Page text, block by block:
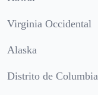
Virginia Occidental
Alaska
Distrito de Columbia